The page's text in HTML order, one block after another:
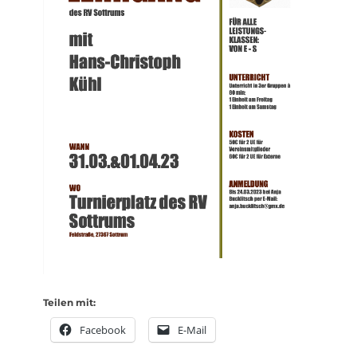
Teilen mit:
Facebook E-Mail